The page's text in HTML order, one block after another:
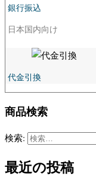
銀行振込
日本国内向け
代金引換
商品検索
検索:
最近の投稿